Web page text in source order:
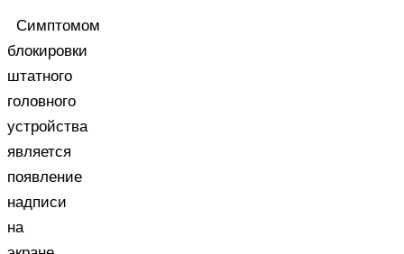
Симптомом
блокировки
штатного
головного
устройства
является
появление
надписи
на